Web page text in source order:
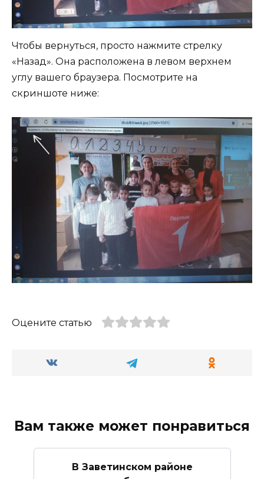
Чтобы вернуться, просто нажмите стрелку
«Назад». Она расположена в левом верхнем
углу вашего браузера. Посмотрите на
скриншоте ниже:
Оцените статью
Вам также может понравиться
В Заветинском районе